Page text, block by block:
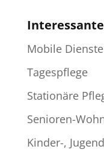
Mobile Dienste
Tagespflege
Stationäre
Senioren-
Kinder-,